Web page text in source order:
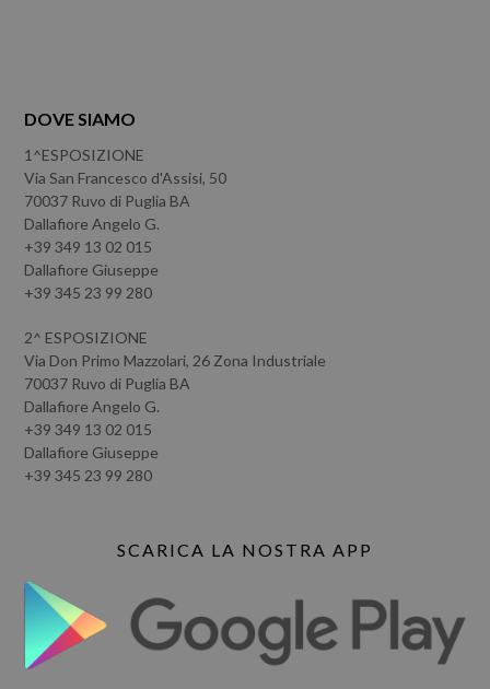
DOVE SIAMO
1^ESPOSIZIONE
Via San Francesco d'Assisi, 50
70037 Ruvo di Puglia BA
Dallafiore Angelo G.
+39 349 13 02 015
Dallafiore Giuseppe
+39 345 23 99 280
2^ ESPOSIZIONE
Via Don Primo Mazzolari, 26 Zona Industriale
70037 Ruvo di Puglia BA
Dallafiore Angelo G.
+39 349 13 02 015
Dallafiore Giuseppe
+39 345 23 99 280
SCARICA LA NOSTRA APP